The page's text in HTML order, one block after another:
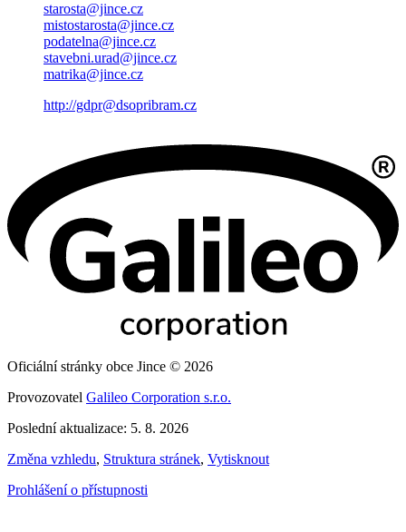
starosta@jince.cz
mistostarosta@jince.cz
podatelna@jince.cz
stavebni.urad@jince.cz
matrika@jince.cz
http://gdpr@dsopribram.cz
Oficiální stránky obce Jince © 2026
Provozovatel Galileo Corporation s.r.o.
Poslední aktualizace: 5. 8. 2026
Změna vzhledu, Struktura stránek, Vytisknout
Prohlášení o přístupnosti